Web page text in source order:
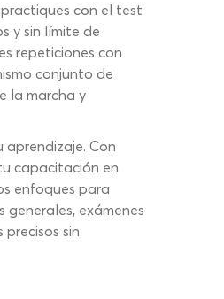
con el test
y sin límite de
repeticiones con
conjunto de
la marcha y
Con
capacitación en
enfoques para
exámenes
sin